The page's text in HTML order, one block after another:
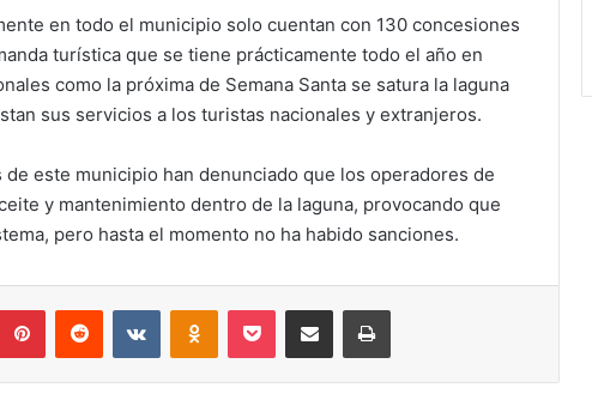
en todo el municipio solo cuentan con 130 concesiones
turística que se tiene prácticamente todo el año en
como la próxima de Semana Santa se satura la laguna
sus servicios a los turistas nacionales y extranjeros.
este municipio han denunciado que los operadores de
y mantenimiento dentro de la laguna, provocando que
pero hasta el momento no ha habido sanciones.
PinterestReddit VKontakteOdnoklassniki
Pocket Compartir por correo electrónicoImprimir